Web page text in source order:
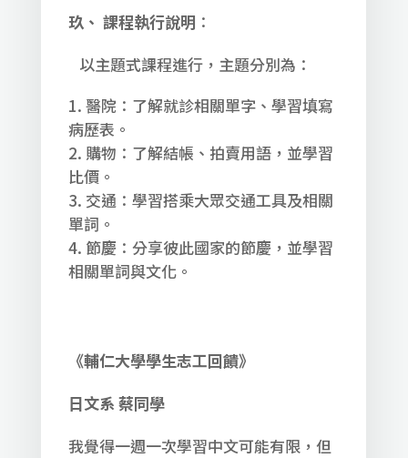
玖、 課程執行說明 ：
以主題式課程進行，主題分別為：
醫院：了解就診相關單字、學習填寫
病歷表。
購物：了解結帳、拍賣用語，並學習
比價。
交通：學習搭乘大眾交通工具及相關
單詞。
節慶：分享彼此國家的節慶，並學習
相關單詞與文化。
《輔仁大學學生志工回饋》
日文系 蔡同學
我覺得一週一次學習中文可能有限，但